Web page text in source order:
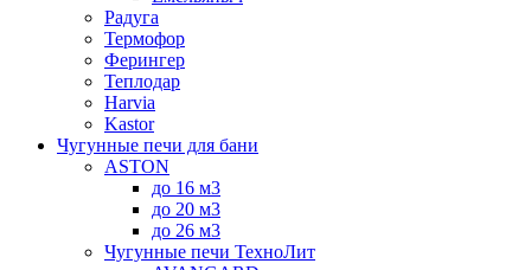
Радуга
Термофор
Ферингер
Теплодар
Harvia
Kastor
Чугунные печи для бани
ASTON
до 16 м3
до 20 м3
до 26 м3
Чугунные печи ТехноЛит